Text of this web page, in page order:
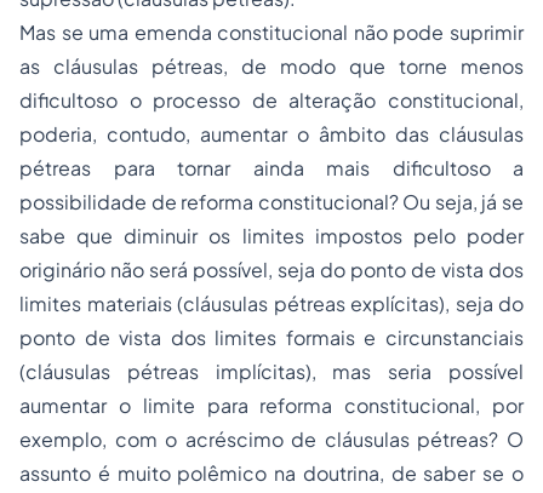
Mas se uma emenda constitucional não pode suprimir
as cláusulas pétreas, de modo que torne menos
dificultoso o processo de alteração constitucional,
poderia, contudo, aumentar o âmbito das cláusulas
pétreas para tornar ainda mais dificultoso a
possibilidade de reforma constitucional? Ou seja, já se
sabe que diminuir os limites impostos pelo poder
originário não será possível, seja do ponto de vista dos
limites materiais (cláusulas pétreas explícitas), seja do
ponto de vista dos limites formais e circunstanciais
(cláusulas pétreas implícitas), mas seria possível
aumentar o limite para reforma constitucional, por
exemplo, com o acréscimo de cláusulas pétreas? O
assunto é muito polêmico na doutrina, de saber se o